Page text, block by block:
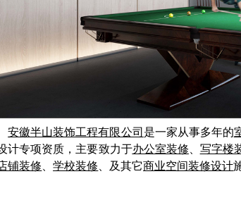
安徽半山装饰工程有限公司 是一家从事多年的
计专项资质，主要致力于办公室装修 写字楼
铺装修 、学校装修 、及其它商业空间装修设计